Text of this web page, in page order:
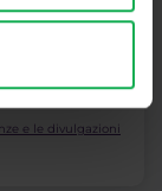
trattati in
anche la
e le divulgazioni